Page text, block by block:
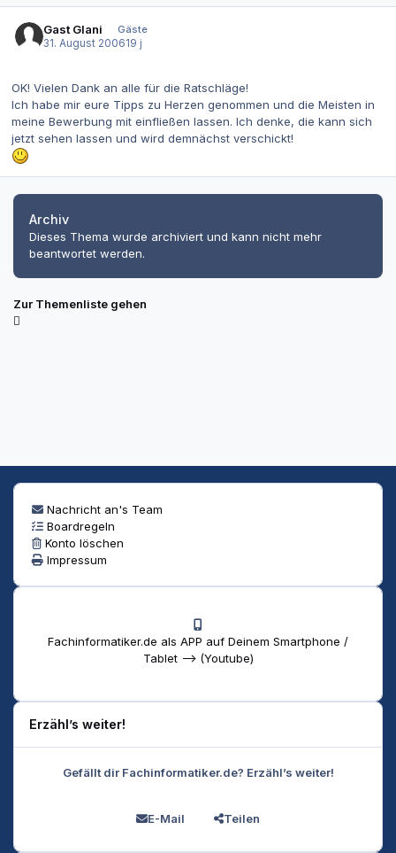
Gast Glani
Gäste
31. August 200619 j
OK! Vielen Dank an alle für die Ratschläge!
Ich habe mir eure Tipps zu Herzen genommen und die Meisten in
meine Bewerbung mit einfließen lassen. Ich denke, die kann sich
jetzt sehen lassen und wird demnächst verschickt!
Archiv
Dieses Thema wurde archiviert und kann nicht mehr
beantwortet werden.
Zur Themenliste gehen
Nachricht an's Team
Boardregeln
Konto löschen
Impressum
Fachinformatiker.de als APP auf Deinem Smartphone /
Tablet --> (Youtube)
Erzähl’s weiter!
Gefällt dir Fachinformatiker.de? Erzähl’s weiter!
E-Mail Teilen